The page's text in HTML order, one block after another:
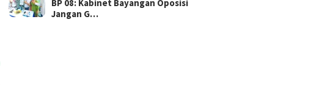
BP 08: Kabinet Bayangan Oposisi
Jangan G…